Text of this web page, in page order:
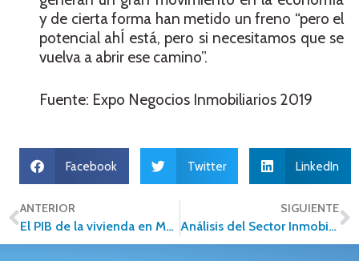
y de cierta forma han metido un freno “pero el
potencial ahÍ está, pero si necesitamos que se
vuelva a abrir ese camino”.
Fuente: Expo Negocios Inmobiliarios 2019
Facebook Twitter LinkedIn
ANTERIOR
El PIB de la vivienda en México crece 3.5% anual desde 2014
SIGUIENTE
Análisis del Sector Inmobiliario 2019